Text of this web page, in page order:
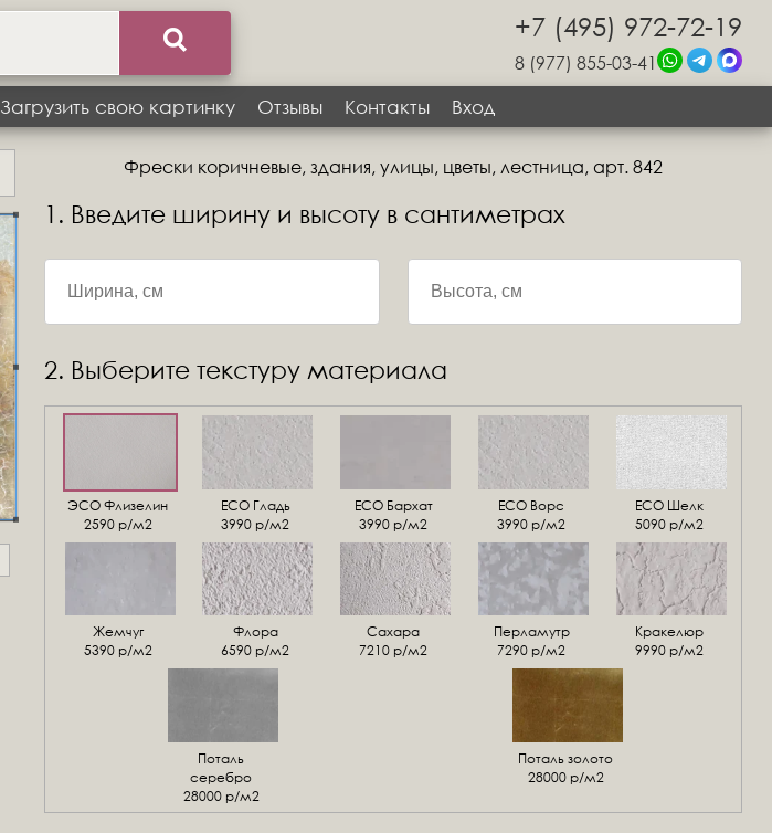
+7 (495) 972-72-19
8 (977) 855-03-41
Загрузить свою картинку Отзывы Контакты Вход
Фрески коричневые, здания, улицы, цветы, лестница, арт. 842
1. Введите ширину и высоту в сантиметрах
2. Выберите текстуру материала
ЭСО Флизелин
2590 р/м2
ЕСО Гладь
3990 р/м2
ECO Бархат
3990 р/м2
ЕСО Ворс
3990 р/м2
ЕСО Шелк
5090 р/м2
Жемчуг
5390 р/м2
Флора
6590 р/м2
Сахара
7210 р/м2
Перламутр
7290 р/м2
Кракелюр
9990 р/м2
Поталь
серебро
28000 р/м2
Поталь золото
28000 р/м2